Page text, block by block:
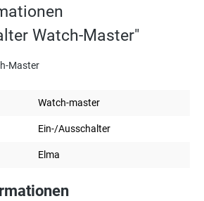
Watch-Master"
Master
Watch-master
Ein-/Ausschalter
Elma